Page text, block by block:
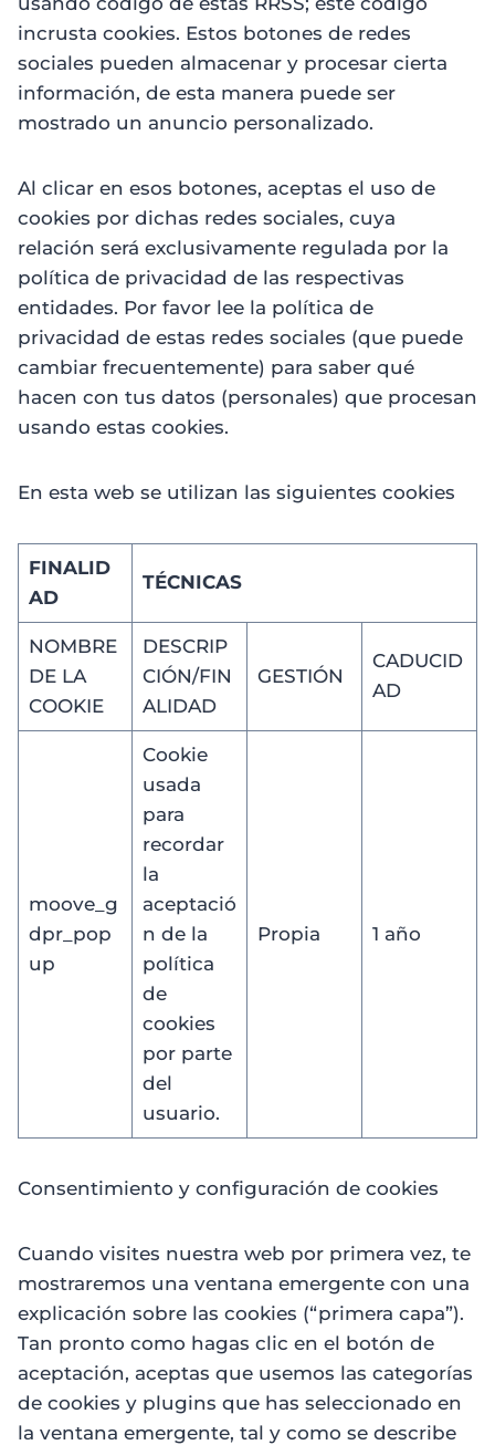
incrusta cookies. Estos botones de redes
sociales pueden almacenar y procesar cierta
información, de esta manera puede ser
mostrado un anuncio personalizado.
Al clicar en esos botones, aceptas el uso de
cookies por dichas redes sociales, cuya
relación será exclusivamente regulada por la
política de privacidad de las respectivas
entidades. Por favor lee la política de
privacidad de estas redes sociales (que puede
cambiar frecuentemente) para saber qué
hacen con tus datos (personales) que procesan
usando estas cookies.
En esta web se utilizan las siguientes cookies
FINALID
AD
TÉCNICAS
NOMBRE
DE LA
COOKIE
DESCRIP
CIÓN/FIN
ALIDAD
GESTIÓN
CADUCID
AD
moove_g
dpr_pop
up
Cookie
usada
para
recordar
la
aceptació
n de la
política
de
cookies
por parte
del
usuario.
Propia 1 año
Consentimiento y configuración de cookies
Cuando visites nuestra web por primera vez, te
mostraremos una ventana emergente con una
explicación sobre las cookies (“primera capa”).
Tan pronto como hagas clic en el botón de
aceptación, aceptas que usemos las categorías
de cookies y plugins que has seleccionado en
la ventana emergente, tal y como se describe